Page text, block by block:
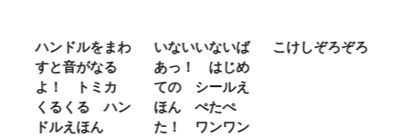
ハンドルをまわ
すと音がなる
よ！ トミカ
くるくる ハン
ドルえほん
いないいないば
あっ！ はじめ
ての シールえ
ほん ぺたぺ
た！ ワンワン
こけしぞろぞろ